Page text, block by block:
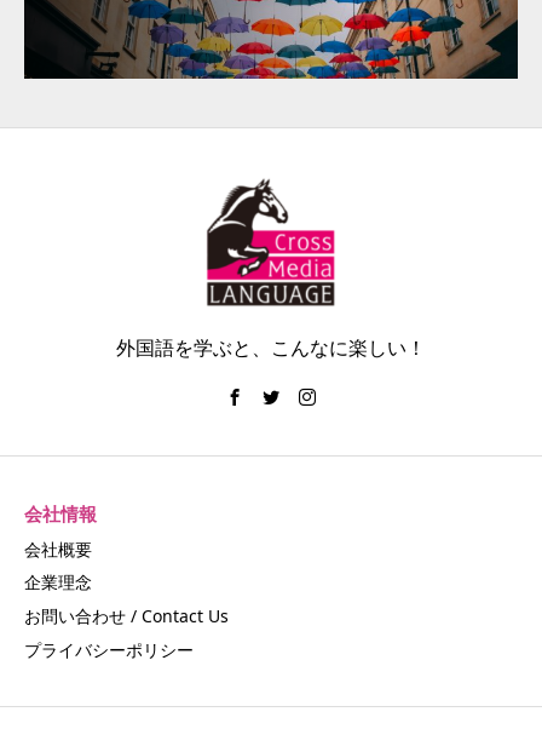
外国語を学ぶと、こんなに楽しい！
会社情報
会社概要
企業理念
お問い合わせ / Contact Us
プライバシーポリシー